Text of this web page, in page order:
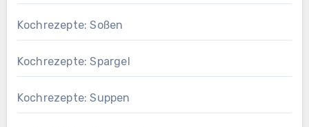
Kochrezepte: Soßen
Kochrezepte: Spargel
Kochrezepte: Suppen